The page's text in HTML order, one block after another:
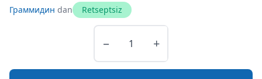
Граммидин dan Retseptsiz
− +